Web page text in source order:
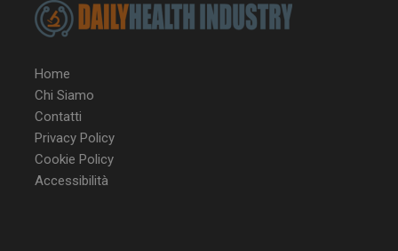
Home
Chi Siamo
Contatti
Privacy Policy
Cookie Policy
Accessibilità